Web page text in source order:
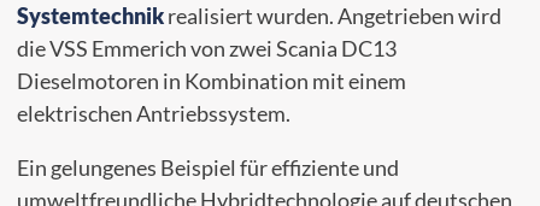
Systemtechnikrealisiert wurden. Angetrieben wird
die VSS Emmerich von zwei Scania DC13
Dieselmotoren in Kombination mit einem
elektrischen Antriebssystem.
Ein gelungenes Beispiel für effiziente und
umweltfreundliche Hybridtechnologie auf deutschen